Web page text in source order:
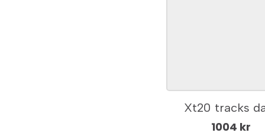
Xt20 tracks
kantplatta
1004 kr